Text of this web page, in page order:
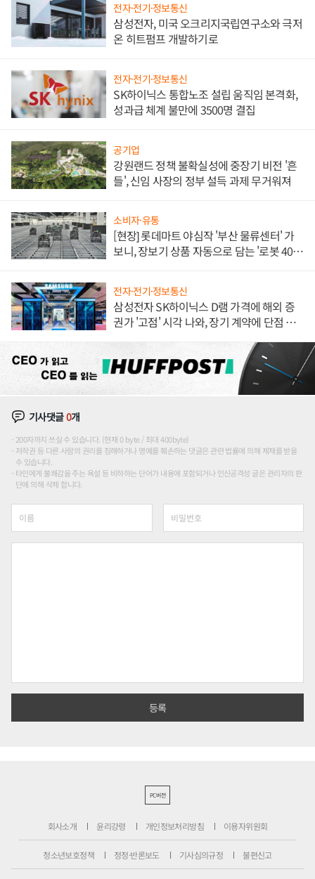
전자·전기·정보통신
삼성전자, 미국 오크리지국립연구소와 극저
온 히트펌프 개발하기로
전자·전기·정보통신
SK하이닉스 통합노조 설립 움직임 본격화,
성과급 체계 불만에 3500명 결집
공기업
강원랜드 정책 불확실성에 중장기 비전 '흔
들', 신임 사장의 정부 설득 과제 무거워져
소비자·유통
[현장] 롯데마트 야심작 '부산 물류센터' 가
보니, 장보기 상품 자동으로 담는 '로봇 400
전자·전기·정보통신
삼성전자 SK하이닉스 D램 가격에 해외 증
권가 '고점' 시각 나와, 장기 계약에 단점 부
기사댓글0개
200자까지 쓰실 수 있습니다. (현재 0 byte / 최대 400byte)
저작권 등 다른 사람의 권리를 침해하거나 명예를 훼손하는 댓글은 관련 법률에 의해 제재를 받을
수 있습니다.
타인에게 불쾌감을 주는 욕설 등 비하하는 단어가 내용에 포함되거나 인신공격성 글은 관리자의 판
단에 의해 삭제 합니다.
PC버전
회사소개 윤리강령 개인정보처리방침 이용자위원회
청소년보호정책 정정·반론보도 기사심의규정 불편신고